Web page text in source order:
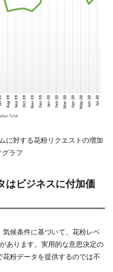
に対する花粉リクエストの増加
ラフ
はビジネスに付加価
候条件に基づいて、花粉レベ
あります。実用的な意思決定の
粉データを提供するのでは不